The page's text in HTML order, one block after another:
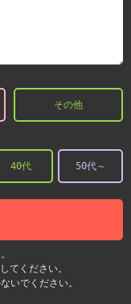
その他
40代 50代～
てください。
いでください。